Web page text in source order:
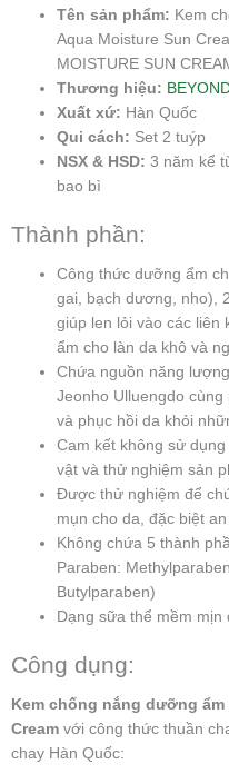
Tên sản phẩm: Kem
Aqua Moisture Sun
MOISTURE SUN
Thương hiệu:
Xuất xứ: Hàn Quốc
Qui cách: Set 2 tuýp
NSX & HSD: 3 năm kể
bao bì
Thành phần:
Công thức dưỡng ẩm
gai, bạch dương, nho),
giúp len lỏi vào các liên
ẩm cho làn da khô và
Chứa nguồn năng
Jeonho Ulluengdo
và phục hồi da khỏi
Cam kết không sử
vật và thử nghiệm sản
Được thử nghiệm để
mụn cho da, đặc biệt
Không chứa 5 thành
Paraben:
Butylparaben)
Dạng sữa thể mềm
Công dụng:
Kem chống nắng dưỡng
Cream với công thức thuần
chay Hàn Quốc: